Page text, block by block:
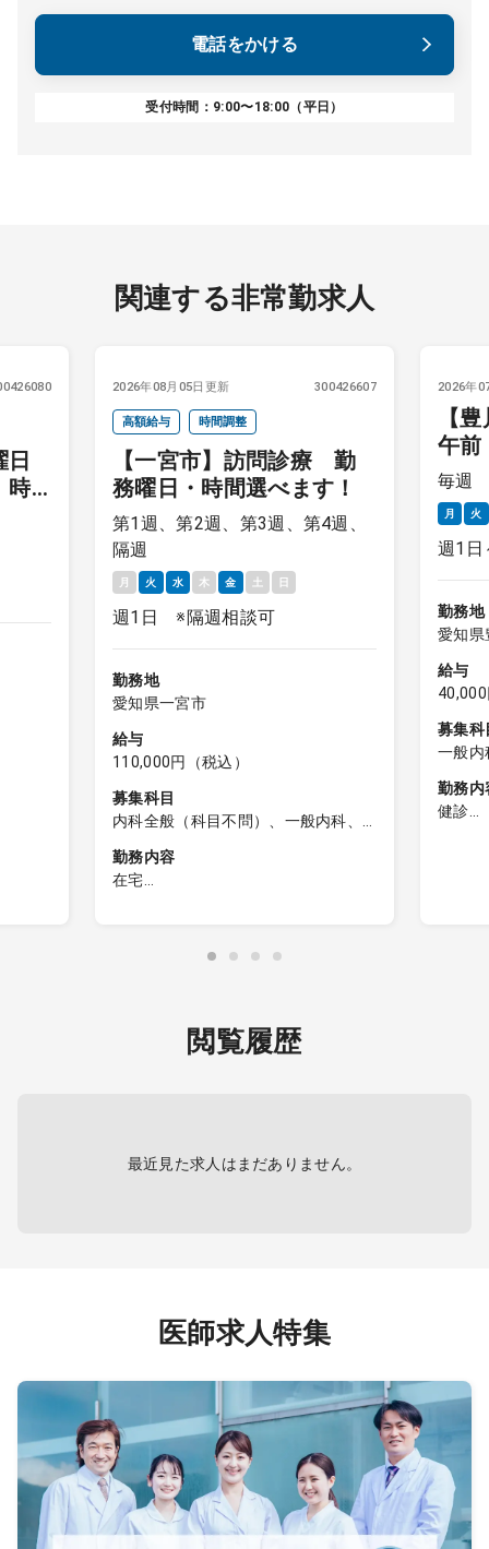
電話をかける
受付時間：9:00〜18:00（平日）
関連する非常勤求人
時
2026年08月05日更新 300426607
高額給与 時間調整
【一宮市】訪問診療 勤
務曜日・時間選べます！
第1週、第2週、第3週、第4週、
隔週
月 火 水 木 金 土 日
週1日 ※隔週相談可
勤務地
愛知県一宮市
給与
110,000円（税込）
募集科目
内科全般（科目不問）、一般内科、
勤務内容
在宅
2026年
【
午
月～
毎週
月 火
週1日
勤務地
愛知県
給与
募集科
一般内
勤務内
健診
閲覧履歴
最近見た求人はまだありません。
医師求人特集